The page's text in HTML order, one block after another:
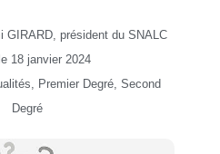
GIRARD, président du SNALC
18 janvier 2024
, Premier Degré, Second
Degré